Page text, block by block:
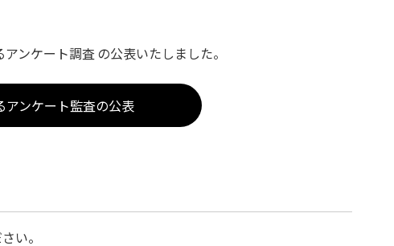
ンケート調査 の公表いたしました。
アンケート監査の公表
い。